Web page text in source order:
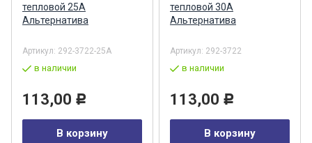
тепловой 25А
Альтернатива
Артикул: 292-3722-25А
в наличии
113,00 Р
В корзину
тепловой 30А
Альтернатива
Артикул: 292-3722
в наличии
113,00 Р
В корзину